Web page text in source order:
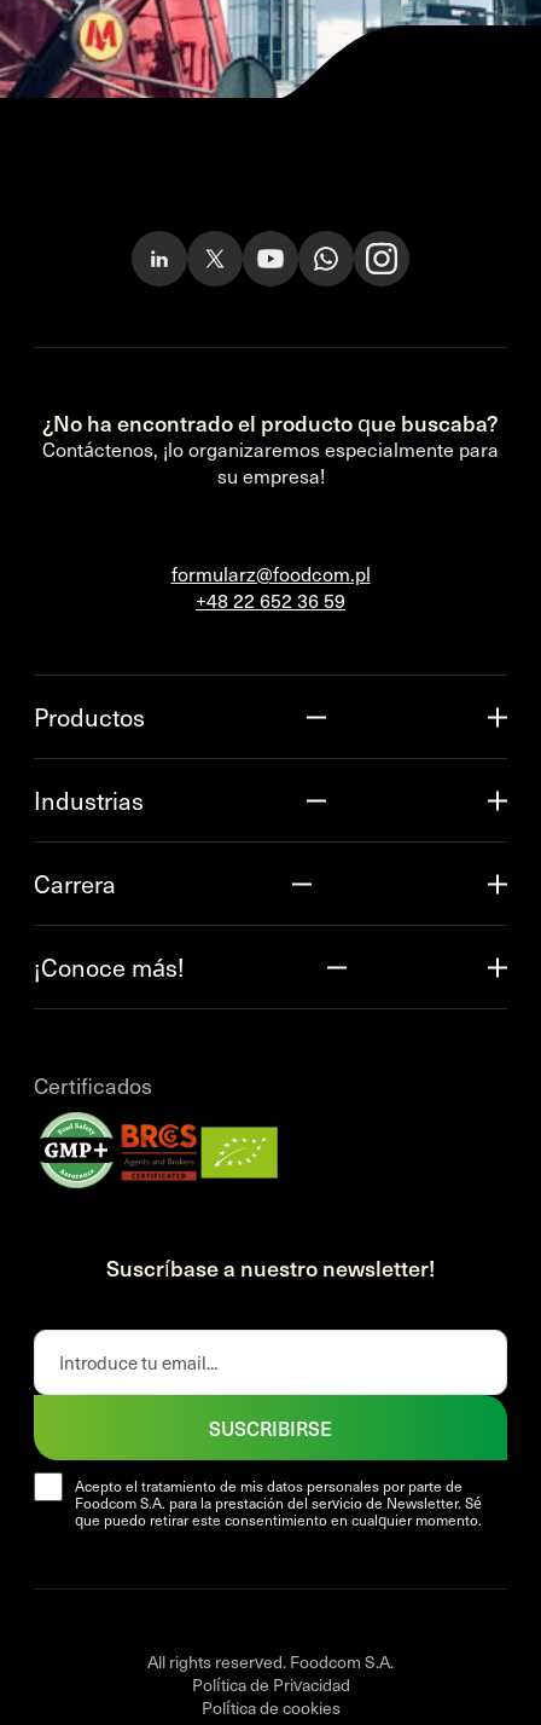
¿No ha encontrado el producto que buscaba?
Contáctenos, ¡lo organizaremos especialmente para
su empresa!
formularz@foodcom.pl
+48 22 652 36 59
Productos
Industrias
Carrera
¡Conoce más!
Certificados
Suscríbase a nuestro newsletter!
Acepto el tratamiento de mis datos personales por parte de
Foodcom S.A. para la prestación del servicio de Newsletter. Sé
que puedo retirar este consentimiento en cualquier momento.
SUSCRIBIRSE
All rights reserved. Foodcom S.A.
Política de Privacidad
Política de cookies